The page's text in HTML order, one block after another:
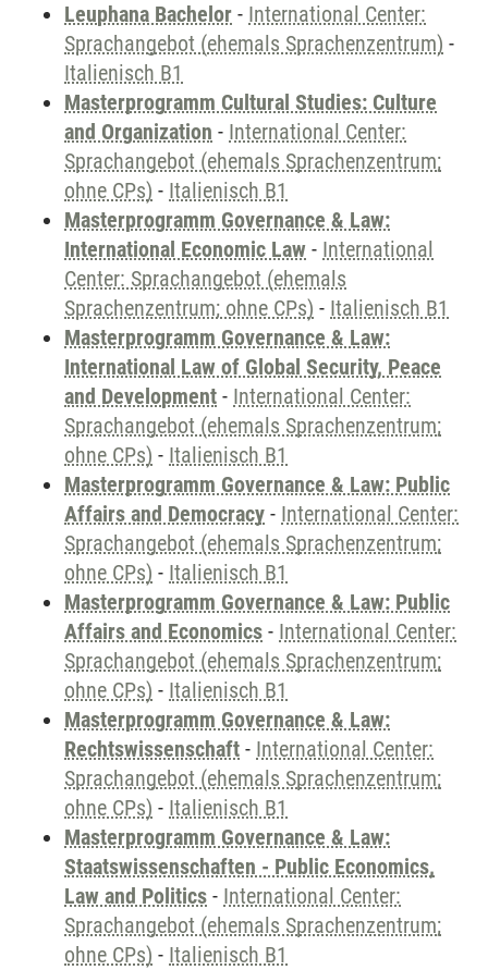
Leuphana Bachelor - International Center:
Sprachangebot (ehemals Sprachenzentrum) -
Italienisch B1
Masterprogramm Cultural Studies: Culture
and Organization - International Center:
Sprachangebot (ehemals Sprachenzentrum;
ohne CPs) - Italienisch B1
Masterprogramm Governance & Law:
International Economic Law - International
Center: Sprachangebot (ehemals
Sprachenzentrum; ohne CPs) - Italienisch B1
Masterprogramm Governance & Law:
International Law of Global Security, Peace
and Development - International Center:
Sprachangebot (ehemals Sprachenzentrum;
ohne CPs) - Italienisch B1
Masterprogramm Governance & Law: Public
Affairs and Democracy - International Center:
Sprachangebot (ehemals Sprachenzentrum;
ohne CPs) - Italienisch B1
Masterprogramm Governance & Law: Public
Affairs and Economics - International Center:
Sprachangebot (ehemals Sprachenzentrum;
ohne CPs) - Italienisch B1
Masterprogramm Governance & Law:
Rechtswissenschaft - International Center:
Sprachangebot (ehemals Sprachenzentrum;
ohne CPs) - Italienisch B1
Masterprogramm Governance & Law:
Staatswissenschaften - Public Economics,
Law and Politics - International Center:
Sprachangebot (ehemals Sprachenzentrum;
ohne CPs) - Italienisch B1